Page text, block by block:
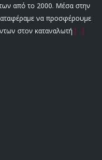
από το 2000. Μέσα στην
να προσφέρουμε
στον καταναλωτή […]